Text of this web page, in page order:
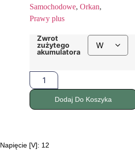
Samochodowe, Orkan,
Prawy plus
Zwrot
zużytego
akumulatora
Dodaj Do Koszyka
Napięcie [V]: 12